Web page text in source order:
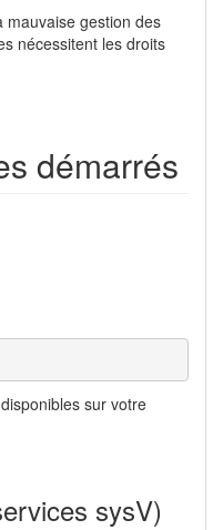
mauvaise gestion des
nécessitent les droits
démarrés
sur votre
sysV)